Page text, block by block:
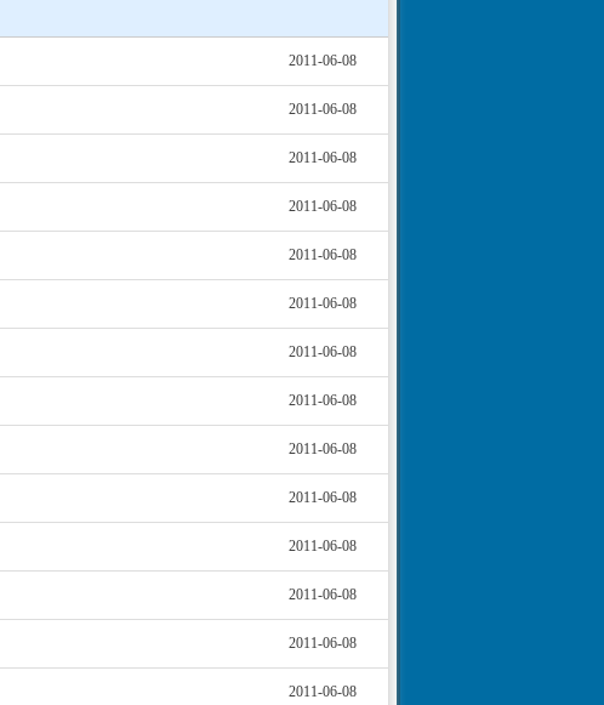
2011-06-08
2011-06-08
2011-06-08
2011-06-08
2011-06-08
2011-06-08
2011-06-08
2011-06-08
2011-06-08
2011-06-08
2011-06-08
2011-06-08
2011-06-08
2011-06-08